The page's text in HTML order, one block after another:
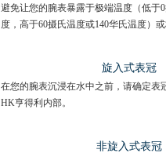
避免让您的腕表暴露于极端温度（低于
度，高于60摄氏温度或140华氏温度）或
旋入式表冠
在您的腕表沉浸在水中之前，请确定表
HK亨得利内部。
非旋入式表冠